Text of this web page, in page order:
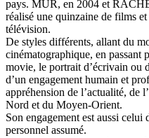
pays. MUR, en 2004 et
réalisé une quinzaine de films
télévision.
De styles différents, allant du
cinématographique, en passant
movie, le portrait d’écrivain ou
d’un engagement humain et
appréhension de l’actualité, de
Nord et du Moyen-Orient.
Son engagement est aussi
personnel assumé.